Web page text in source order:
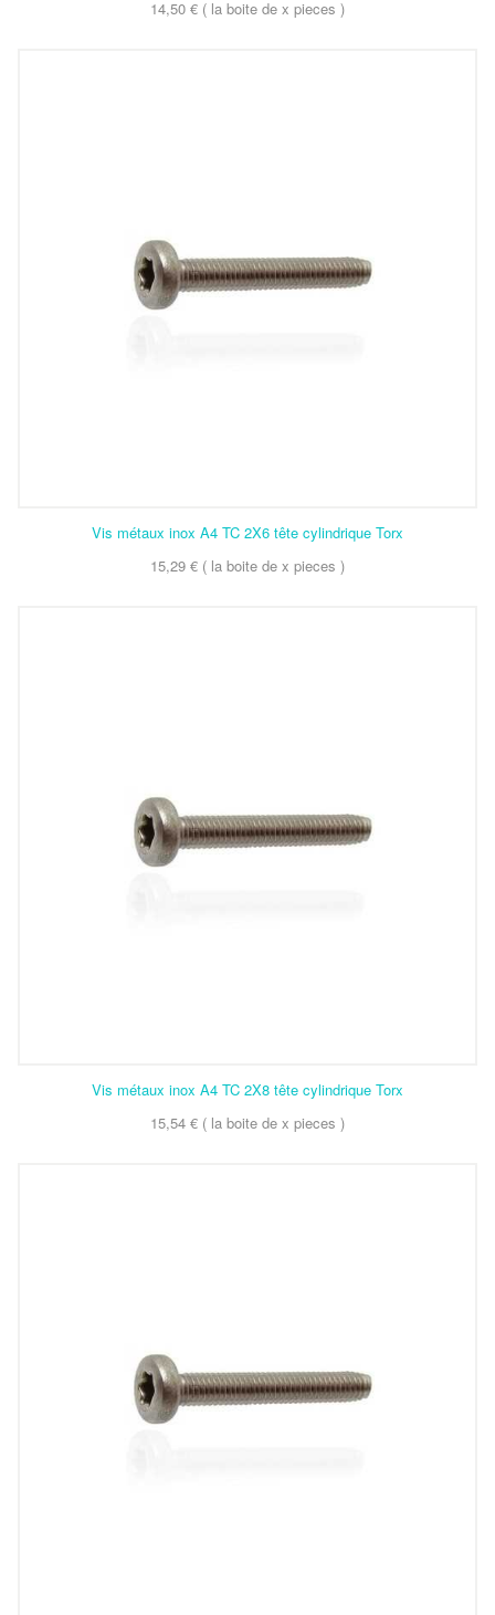
14,50 € ( la boite de x pieces )
Vis métaux inox A4 TC 2X6 tête cylindrique Torx
15,29 € ( la boite de x pieces )
Vis métaux inox A4 TC 2X8 tête cylindrique Torx
15,54 € ( la boite de x pieces )